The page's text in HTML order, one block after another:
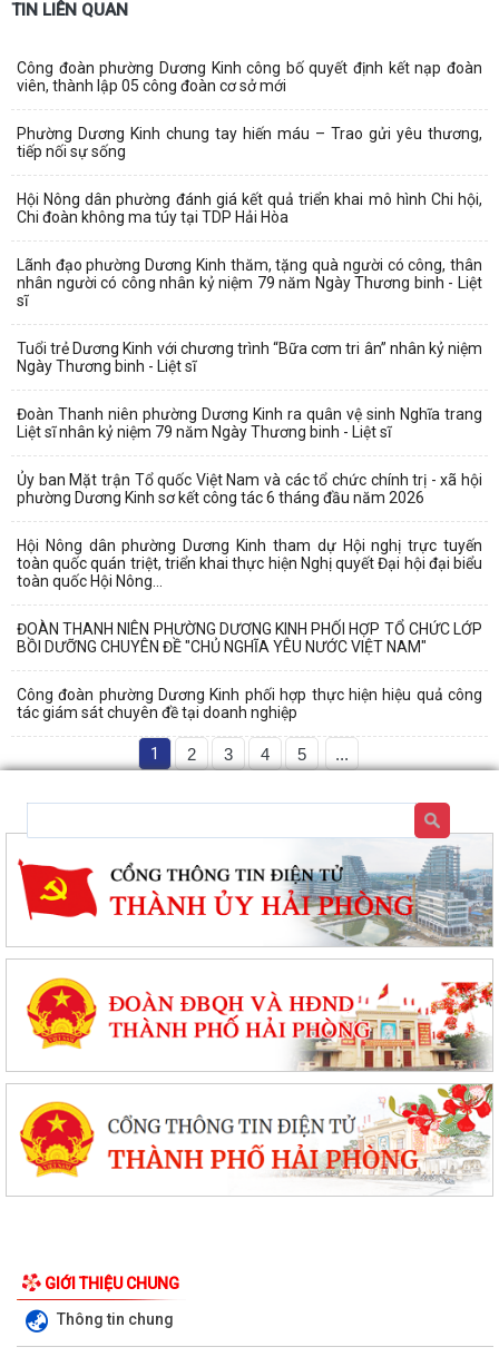
TIN LIÊN QUAN
Công đoàn phường Dương Kinh công bố quyết định kết nạp đoàn
viên, thành lập 05 công đoàn cơ sở mới
Phường Dương Kinh chung tay hiến máu – Trao gửi yêu thương,
tiếp nối sự sống
Hội Nông dân phường đánh giá kết quả triển khai mô hình Chi hội,
Chi đoàn không ma túy tại TDP Hải Hòa
Lãnh đạo phường Dương Kinh thăm, tặng quà người có công, thân
nhân người có công nhân kỷ niệm 79 năm Ngày Thương binh - Liệt
sĩ
Tuổi trẻ Dương Kinh với chương trình “Bữa cơm tri ân” nhân kỷ niệm
Ngày Thương binh - Liệt sĩ
Đoàn Thanh niên phường Dương Kinh ra quân vệ sinh Nghĩa trang
Liệt sĩ nhân kỷ niệm 79 năm Ngày Thương binh - Liệt sĩ
Ủy ban Mặt trận Tổ quốc Việt Nam và các tổ chức chính trị - xã hội
phường Dương Kinh sơ kết công tác 6 tháng đầu năm 2026
Hội Nông dân phường Dương Kinh tham dự Hội nghị trực tuyến
toàn quốc quán triệt, triển khai thực hiện Nghị quyết Đại hội đại biểu
toàn quốc Hội Nông...
ĐOÀN THANH NIÊN PHƯỜNG DƯƠNG KINH PHỐI HỢP TỔ CHỨC LỚP
BỒI DƯỠNG CHUYÊN ĐỀ "CHỦ NGHĨA YÊU NƯỚC VIỆT NAM"
Công đoàn phường Dương Kinh phối hợp thực hiện hiệu quả công
tác giám sát chuyên đề tại doanh nghiệp
1 2 3 4 5 ...
GIỚI THIỆU CHUNG
Thông tin chung